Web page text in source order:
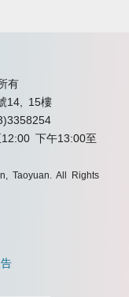
有
14, 15樓
12:00 下午13:00至
Taoyuan. All Rights